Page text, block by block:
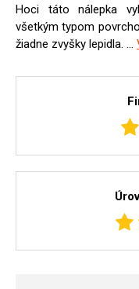
Hoci táto nálepka
všetkým typom
žiadne zvyšky lepidla. ...